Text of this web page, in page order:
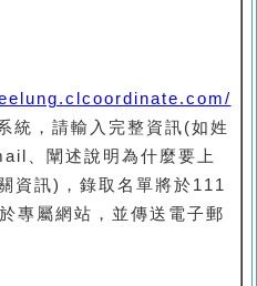
統，請輸入完整資訊(如姓
、闡述說明為什麼要上
資訊)，錄取名單將於111
專屬網站，並傳送電子郵